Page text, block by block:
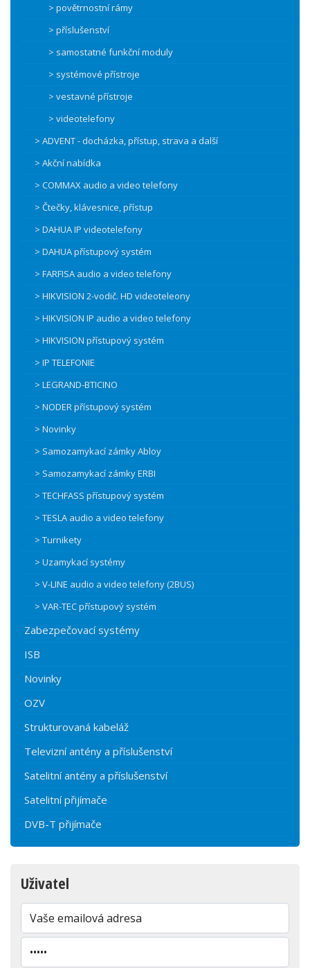
> povětrnostní rámy
> příslušenství
> samostatné funkční moduly
> systémové přístroje
> vestavné přístroje
> videotelefony
> ADVENT - docházka, přístup, strava a další
> Akční nabídka
> COMMAX audio a video telefony
> Čtečky, klávesnice, přístup
> DAHUA IP videotelefony
> DAHUA přístupový systém
> FARFISA audio a video telefony
> HIKVISION 2-vodič. HD videoteleony
> HIKVISION IP audio a video telefony
> HIKVISION přístupový systém
> IP TELEFONIE
> LEGRAND-BTICINO
> NODER přístupový systém
> Novinky
> Samozamykací zámky Abloy
> Samozamykací zámky ERBI
> TECHFASS přístupový systém
> TESLA audio a video telefony
> Turnikety
> Uzamykací systémy
> V-LINE audio a video telefony (2BUS)
> VAR-TEC přístupový systém
Zabezpečovací systémy
ISB
Novinky
OZV
Strukturovaná kabeláž
Televizní antény a příslušenství
Satelitní antény a příslušenství
Satelitní přijímače
DVB-T přijímače
Uživatel